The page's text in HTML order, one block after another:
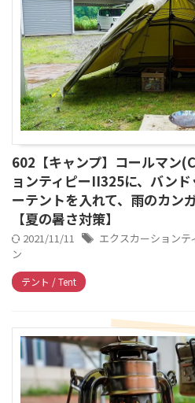
602【キャンプ】コールマン
ョンティピーII325に、バン
ーテントを入れて、雨のカン
【夏の暑さ対策】
2021/11/11 エクスカーションテ
ン
テント / Tent